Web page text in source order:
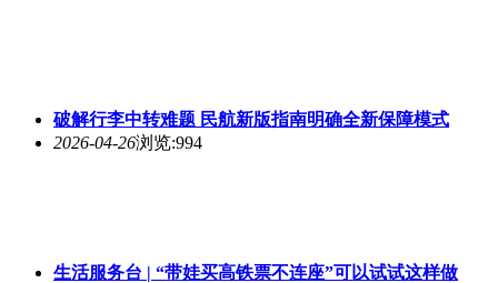
破解行李中转难题 民航新版指南明确全新保障模式
2026-04-26浏览:994
生活服务台 | “带娃买高铁票不连座”可以试试这样做